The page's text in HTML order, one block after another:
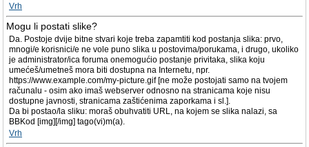
Vrh
Mogu li postati slike?
Da. Postoje dvije bitne stvari koje treba zapamtiti kod postanja slika: prvo,
mnogi/e korisnici/e ne vole puno slika u postovima/porukama, i drugo, ukoliko
je administrator/ica foruma onemogućio postanje privitaka, slika koju
umećeš/umetneš mora biti dostupna na Internetu, npr.
https://www.example.com/my-picture.gif [ne može postojati samo na tvojem
računalu - osim ako imaš webserver odnosno na stranicama koje nisu
dostupne javnosti, stranicama zaštićenima zaporkama i sl.].
Da bi postao/la sliku: moraš obuhvatiti URL, na kojem se slika nalazi, sa
BBKod [img][/img] tago(vi)m(a).
Vrh